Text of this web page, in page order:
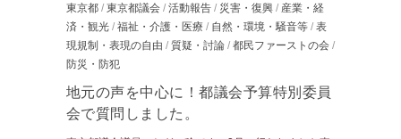
東京都 / 東京都議会 / 活動報告 / 災害・復興 / 産業・経
済・観光 / 福祉・介護・医療 / 自然・環境・騒音等 / 表
現規制・表現の自由 / 質疑・討論 / 都民ファーストの会 /
防災・防犯
地元の声を中心に！都議会予算特別委員
会で質問しました。